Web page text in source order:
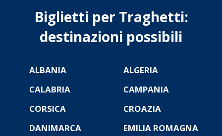
Biglietti per Traghetti:
destinazioni possibili
ALBANIA
ALGERIA
CALABRIA
CAMPANIA
CORSICA
CROAZIA
DANIMARCA
EMILIA ROMAGNA